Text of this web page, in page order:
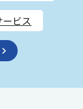
ビス